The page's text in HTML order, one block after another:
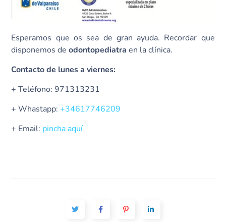
Esperamos que os sea de gran ayuda. Recordar que
disponemos deodontopediatra en la clínica.
Contacto de lunes a viernes:
+ Teléfono: 971313231
+ Whastapp:+34617746209
+ Email: pincha aquí